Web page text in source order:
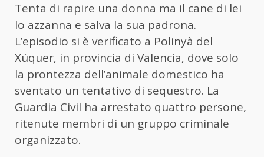
Tenta di rapire una donna ma il cane di lei
lo azzanna e salva la sua padrona.
L’episodio si è verificato a Polinyà del
Xúquer, in provincia di Valencia, dove solo
la prontezza dell’animale domestico ha
sventato un tentativo di sequestro. La
Guardia Civil ha arrestato quattro persone,
ritenute membri di un gruppo criminale
organizzato.